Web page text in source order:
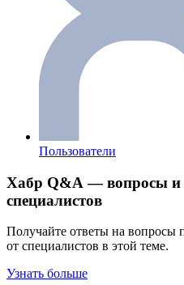
Пользователи
Хабр Q&A — вопросы и
специалистов
Получайте ответы на вопросы
от специалистов в этой теме.
Узнать больше